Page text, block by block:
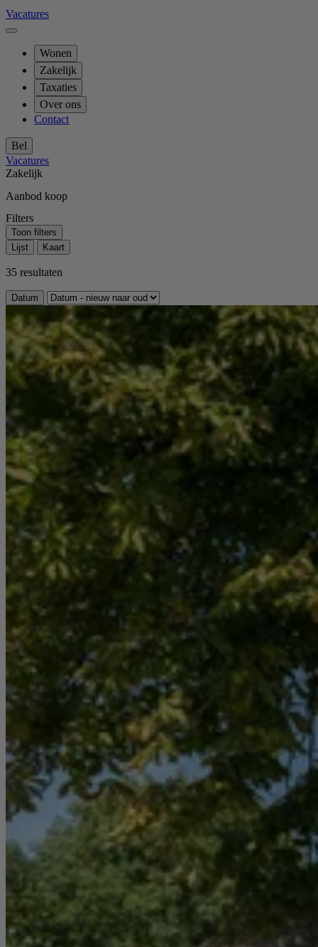
Vacatures
Wonen
Zakelijk
Taxaties
Over ons
Contact
Bel
Vacatures
Zakelijk
Aanbod koop
Filters
Toon filters
Lijst
Kaart
35 resultaten
Datum Sorteer op